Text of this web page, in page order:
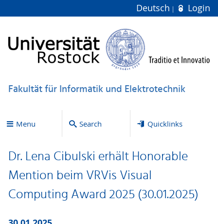
Deutsch Login
Fakultät für Informatik und Elektrotechnik
Menu Search Quicklinks
Dr. Lena Cibulski erhält Honorable
Mention beim VRVis Visual
Computing Award 2025 (30.01.2025)